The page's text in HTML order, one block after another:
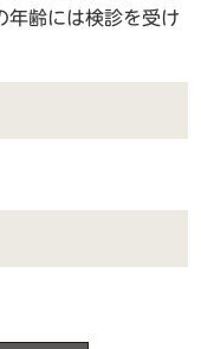
年齢には検診を受け